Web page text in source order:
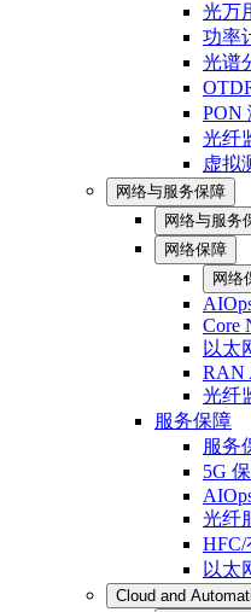
光万
功率
光谱
PON
光纤
虚拟
网络与服务保障
网络与服务
网络保障
网络
Core
以太
RAN
光纤
服务保障
服务
5G
光纤
以太
Cloud and